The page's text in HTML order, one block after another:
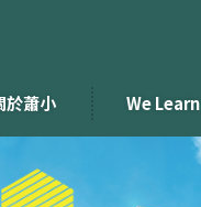
於蕭小 We Learn